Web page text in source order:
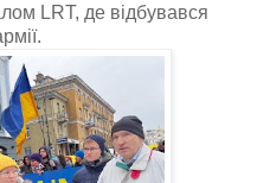
LRT, де відбувався